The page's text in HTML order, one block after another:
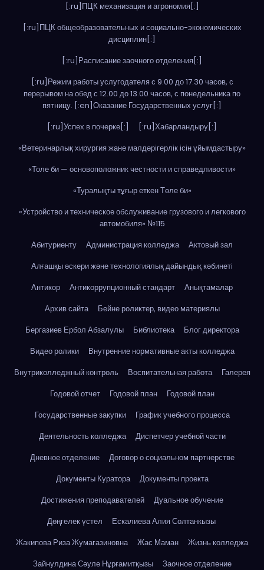
[:ru]ПЦК механизация и агрономия[:]
[:ru]ПЦК общеобразовательных и социально-экономических
дисциплин[:]
[:ru]Расписание заочного отделения[:]
[:ru]Режим работы услугодателя с 9.00 до 17.30 часов, с
перерывом на обед с 12.00 до 13.00 часов, с понедельника по
пятницу. [:en]Оказание Государственных услуг[:]
[:ru]Успех в почерке[:]
[:ru]Хабарландыру[:]
«Ветеринарлық хирургия жане малдәрігерлік ісін ұйымдастыру»
«Толе би — основоположник честности и справедливости»
«Туралықты тұғыр еткен Төле би»
«Устройство и техническое обслуживание грузового и легкового
автомобиля» №115
Абитуриенту
Администрация колледжа
Актовый зал
Алғашқы әскери және технологиялық дайындық кәбинеті
Антикор
Антикоррупционный стандарт
Анықтамалар
Архив сайта
Бейне роликтер, видео материялы
Бергазиев Ербол Абзалулы
Библиотека
Блог директора
Видео ролики
Внутренние нормативные акты колледжа
Внутриколледжный контроль
Воспитательная работа
Галерея
Годовой отчет
Годовой план
Годовой план
Государственные закупки
График учебного процесса
Деятельность колледжа
Диспетчер учебной части
Дневное отделение
Договор о социальном партнерстве
Документы Куратора
Документы проекта
Достижения преподавателей
Дуальное обучение
Дөңгелек үстел
Ескалиева Алия Солтанкызы
Жакипова Риза Жумагазиновна
Жас Маман
Жизнь колледжа
Зайнулдина Сәуле Нұрғамитқызы
Заочное отделение